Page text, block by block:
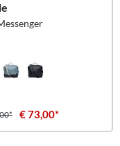
€ 73,00*